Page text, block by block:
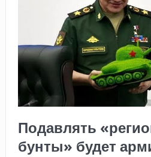
Подавлять
бунты» будет